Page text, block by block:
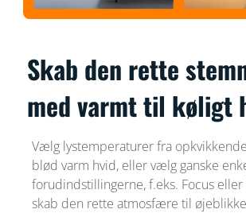
Skab den rette
med varmt til køligt
Vælg lystemperaturer fra
blød varm hvid, eller vælg ganske
forudindstillingerne, f.eks. Focus eller
skab den rette atmosfære til